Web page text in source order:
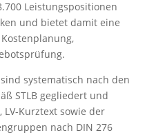
Leistungspositionen
und bietet damit eine
systematisch nach den
STLB gegliedert und
Kurztext sowie der
nach DIN 276